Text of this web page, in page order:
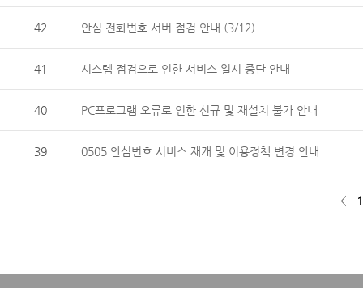
42 안심 전화번호 서버 점검 안내 (3/12)
41 시스템 점검으로 인한 서비스 일시 중단 안내
40 PC프로그램 오류로 인한 신규 및 재설치 불가 안내
39 0505 안심번호 서비스 재개 및 이용정책 변경 안내
< 1